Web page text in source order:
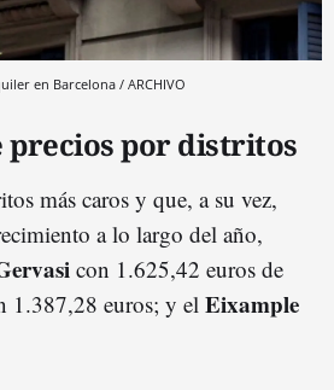
en Barcelona / ARCHIVO
precios por distritos
más caros y que, a su vez,
a lo largo del año,
con 1.625,42 euros de
1.387,28 euros; y el Eixample